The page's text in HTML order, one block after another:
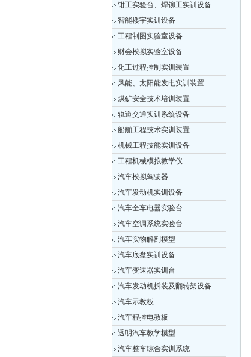
钳工实验台、焊铆工实训设备
智能楼宇实训设备
工程制图实验室设备
财会模拟实验室设备
化工过程控制实训装置
风能、太阳能发电实训装置
煤矿安全技术培训装置
轨道交通实训系统设备
船舶工程技术实训装置
机械工程技能实训设备
工程机械模拟教学仪
汽车模拟驾驶器
汽车发动机实训设备
汽车全车电器实验台
汽车空调系统实验台
汽车实物解剖模型
汽车底盘实训设备
汽车变速器实训台
汽车发动机拆装及翻转架设备
汽车示教板
汽车程控电教板
透明汽车教学模型
汽车整车综合实训系统